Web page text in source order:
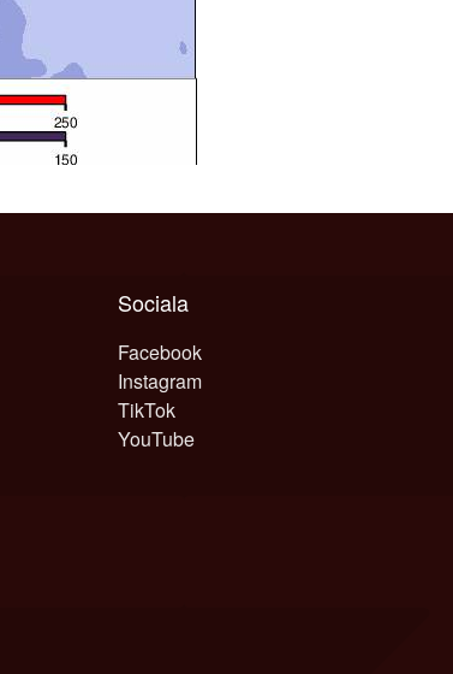
Sociala
Facebook
Instagram
TikTok
YouTube